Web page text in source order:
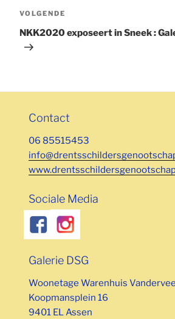
Volgend
bericht
VOLGENDE
NKK2020 exposeert in Sneek :
Contact
06 85515453
Sociale Media
Galerie DSG
Woonetage Warenhuis
Koopmansplein 16
9401 EL Assen